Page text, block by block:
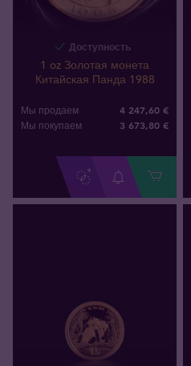
Доступность
1 oz Золотая монета
Китайская Панда 1988
Мы продаем 4 247,60 €
Мы покупаем 3 673,80 €